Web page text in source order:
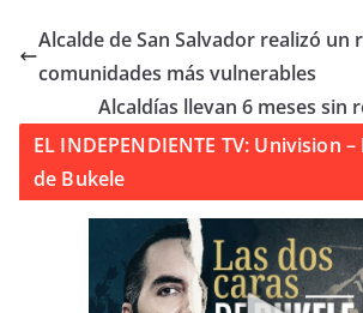
Alcalde de San Salvador realizó un
comunidades más vulnerables
Alcaldías llevan 6 meses sin
EL INDEPENDIENTE TV: Univision
de Bukele